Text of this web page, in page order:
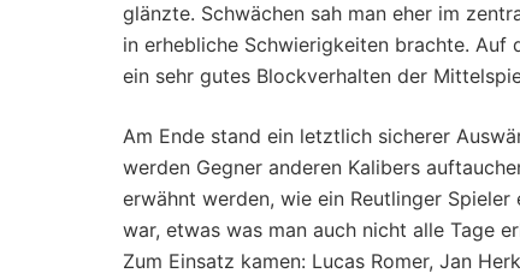
glänzte. Schwächen sah man eher im
in erhebliche Schwierigkeiten brachte.
ein sehr gutes Blockverhalten der
Am Ende stand ein letztlich sicherer
werden Gegner anderen Kalibers
erwähnt werden, wie ein Reutlinger
war, etwas was man auch nicht alle Tage
Zum Einsatz kamen: Lucas Romer, Jan